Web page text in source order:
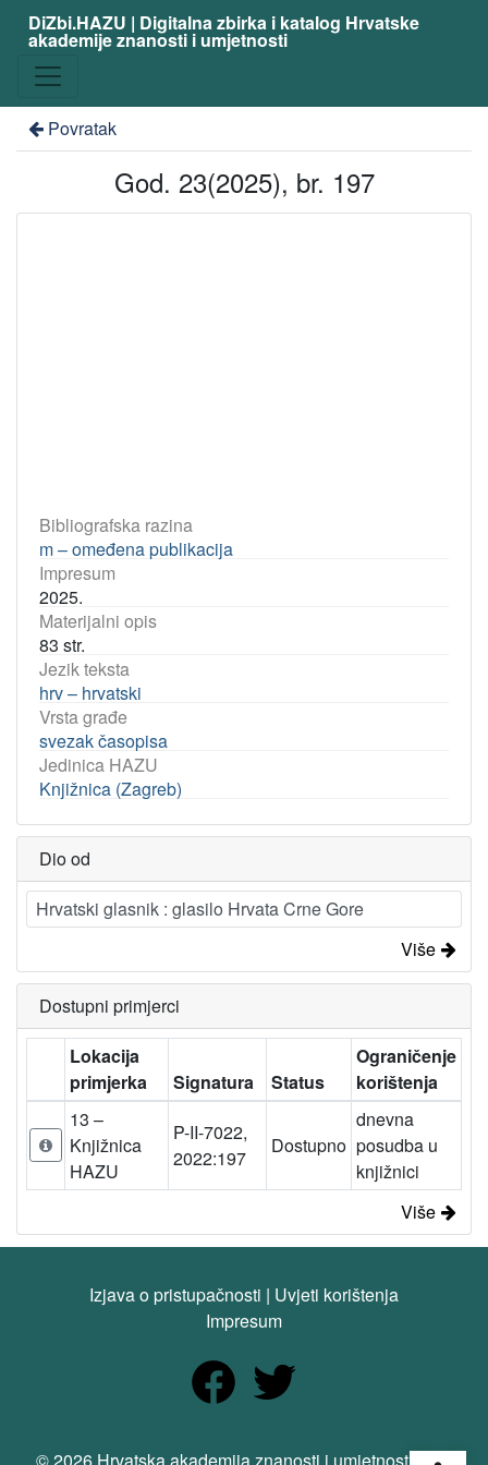
DiZbi.HAZU | Digitalna zbirka i katalog Hrvatske
akademije znanosti i umjetnosti
Povratak
God. 23(2025), br. 197
Bibliografska razina
m – omeđena publikacija
Impresum
2025.
Materijalni opis
83 str.
Jezik teksta
hrv – hrvatski
Vrsta građe
svezak časopisa
Jedinica HAZU
Knjižnica (Zagreb)
Dio od
Hrvatski glasnik : glasilo Hrvata Crne Gore
Više
Dostupni primjerci
Lokacija
primjerka
Signatura Status
Ograničenje
korištenja
13 –
Knjižnica
HAZU
P-II-7022,
2022:197
Dostupno
dnevna
posudba u
knjižnici
Više
Izjava o pristupačnosti | Uvjeti korištenja
Impresum